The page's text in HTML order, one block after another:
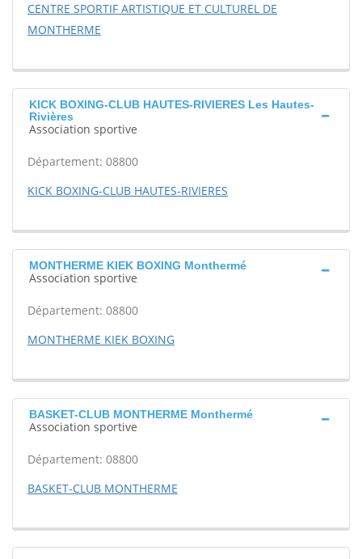
CENTRE SPORTIF ARTISTIQUE ET CULTUREL DE
MONTHERME
KICK BOXING-CLUB HAUTES-RIVIERES Les Hautes-
Rivières
Association sportive
Département: 08800
KICK BOXING-CLUB HAUTES-RIVIERES
MONTHERME KIEK BOXING Monthermé
Association sportive
Département: 08800
MONTHERME KIEK BOXING
BASKET-CLUB MONTHERME Monthermé
Association sportive
Département: 08800
BASKET-CLUB MONTHERME